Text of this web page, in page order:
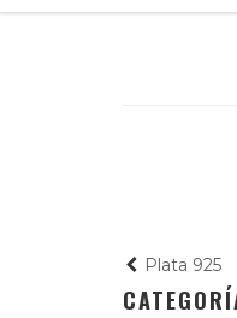
Plata 925